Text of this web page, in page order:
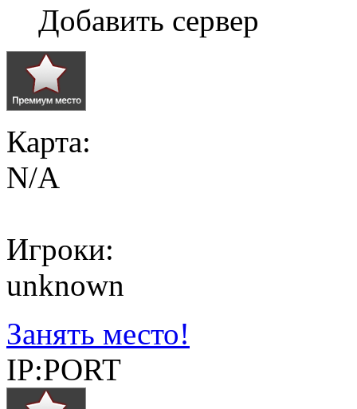
Добавить сервер
Карта:
N/A
Игроки:
unknown
Занять место!
IP:PORT